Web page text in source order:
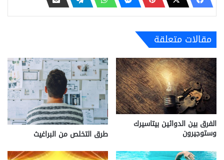
مقالات متعلقة
الفرق بين الدوائين بيتاسيرك
وستوجيرون طرق التخلص من البراغيث